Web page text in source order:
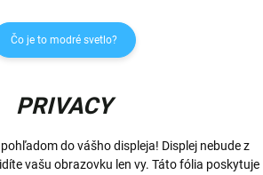
Čo je to modré svetlo?
PRIVACY
do vášho displeja! Displej nebude z
vašu obrazovku len vy. Táto fólia poskytuje